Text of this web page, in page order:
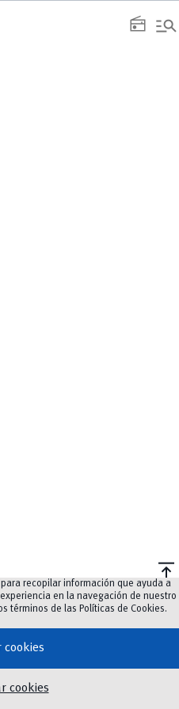
radio manage_search
vertical_align_top
recopilar información que ayuda a
en la navegación de nuestro
términos de las Políticas de Cookies.
cookies
cookies